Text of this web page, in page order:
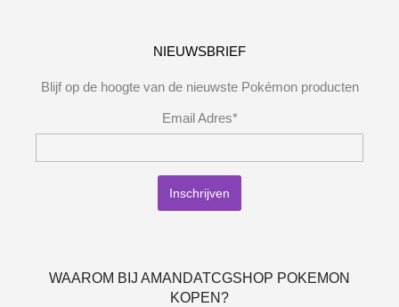
NIEUWSBRIEF
Blijf op de hoogte van de nieuwste Pokémon producten
Email Adres*
WAAROM BIJ AMANDATCGSHOP POKEMON
KOPEN?